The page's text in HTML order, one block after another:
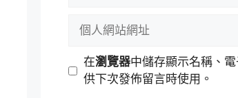
址
站
在瀏覽器中儲存顯示名稱、
供下次發佈留言時使用。